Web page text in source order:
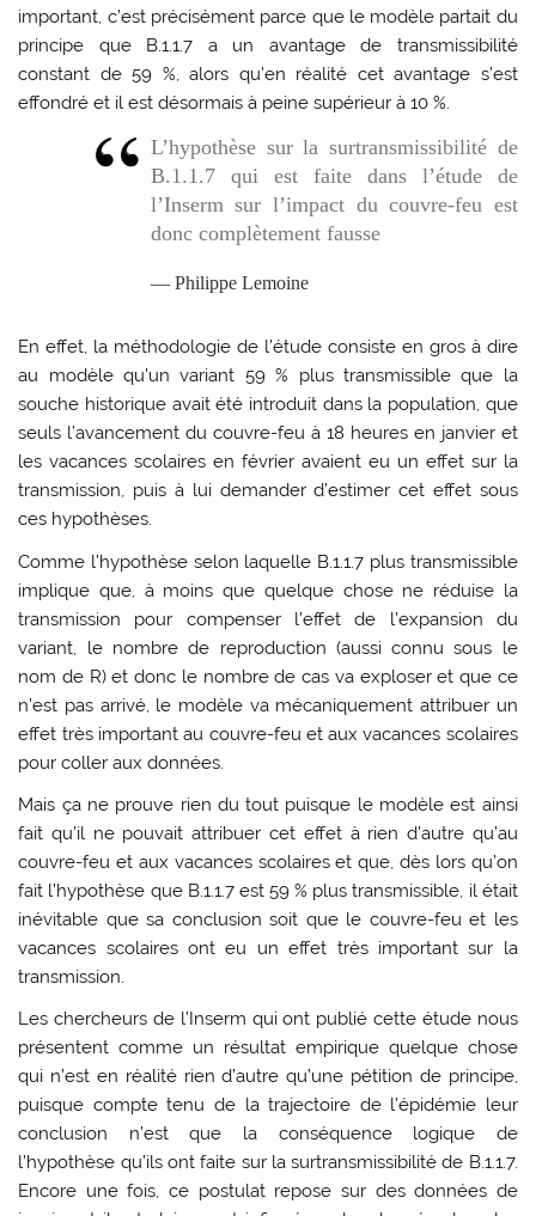
important, c’est précisément parce que le modèle partait du
principe que B.1.1.7 a un avantage de transmissibilité
constant de 59 %, alors qu’en réalité cet avantage s’est
effondré et il est désormais à peine supérieur à 10 %.
L’hypothèse sur la surtransmissibilité de
B.1.1.7 qui est faite dans l’étude de
l’Inserm sur l’impact du couvre-feu est
donc complètement fausse
Philippe Lemoine
En effet, la méthodologie de l’étude consiste en gros à dire
au modèle qu’un variant 59 % plus transmissible que la
souche historique avait été introduit dans la population, que
seuls l’avancement du couvre-feu à 18 heures en janvier et
les vacances scolaires en février avaient eu un effet sur la
transmission, puis à lui demander d’estimer cet effet sous
ces hypothèses.
Comme l’hypothèse selon laquelle B.1.1.7 plus transmissible
implique que, à moins que quelque chose ne réduise la
transmission pour compenser l’effet de l’expansion du
variant, le nombre de reproduction (aussi connu sous le
nom de R) et donc le nombre de cas va exploser et que ce
n’est pas arrivé, le modèle va mécaniquement attribuer un
effet très important au couvre-feu et aux vacances scolaires
pour coller aux données.
Mais ça ne prouve rien du tout puisque le modèle est ainsi
fait qu’il ne pouvait attribuer cet effet à rien d’autre qu’au
couvre-feu et aux vacances scolaires et que, dès lors qu’on
fait l’hypothèse que B.1.1.7 est 59 % plus transmissible, il était
inévitable que sa conclusion soit que le couvre-feu et les
vacances scolaires ont eu un effet très important sur la
transmission.
Les chercheurs de l’Inserm qui ont publié cette étude nous
présentent comme un résultat empirique quelque chose
qui n’est en réalité rien d’autre qu’une pétition de principe,
puisque compte tenu de la trajectoire de l’épidémie leur
conclusion n’est que la conséquence logique de
l’hypothèse qu’ils ont faite sur la surtransmissibilité de B.1.1.7.
Encore une fois, ce postulat repose sur des données de